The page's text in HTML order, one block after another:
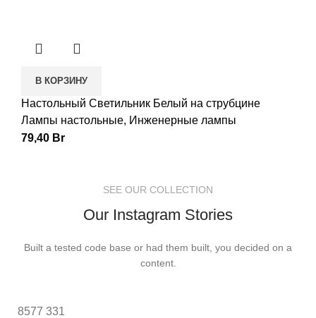
В КОРЗИНУ
Настольный Светильник Белый на струбцине
Лампы настольные, Инженерные лампы
79,40 Br
SEE OUR COLLECTION
Our Instagram Stories
Built a tested code base or had them built, you decided on a
content.
8577 331